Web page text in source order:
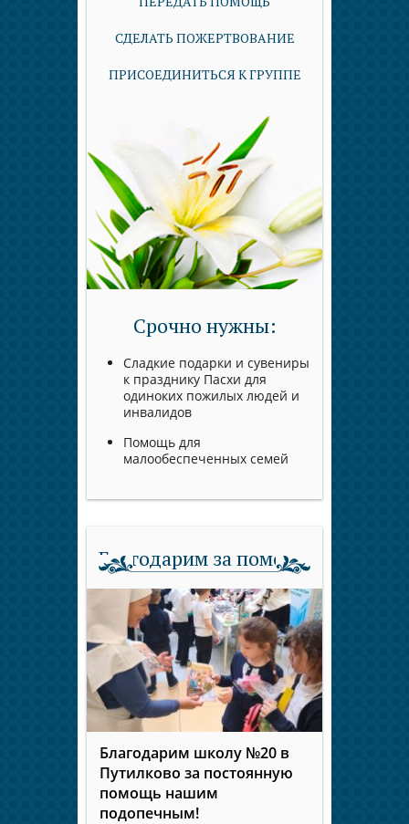
СДЕЛАТЬ ПОЖЕРТВОВАНИЕ
ПРИСОЕДИНИТЬСЯ К ГРУППЕ
Срочно нужны:
Сладкие подарки и сувениры
к празднику Пасхи для
одиноких пожилых людей и
инвалидов
Помощь для
малообеспеченных семей
Благодарим за помощь
Благодарим школу №20 в
Путилково за постоянную
помощь нашим
подопечным!